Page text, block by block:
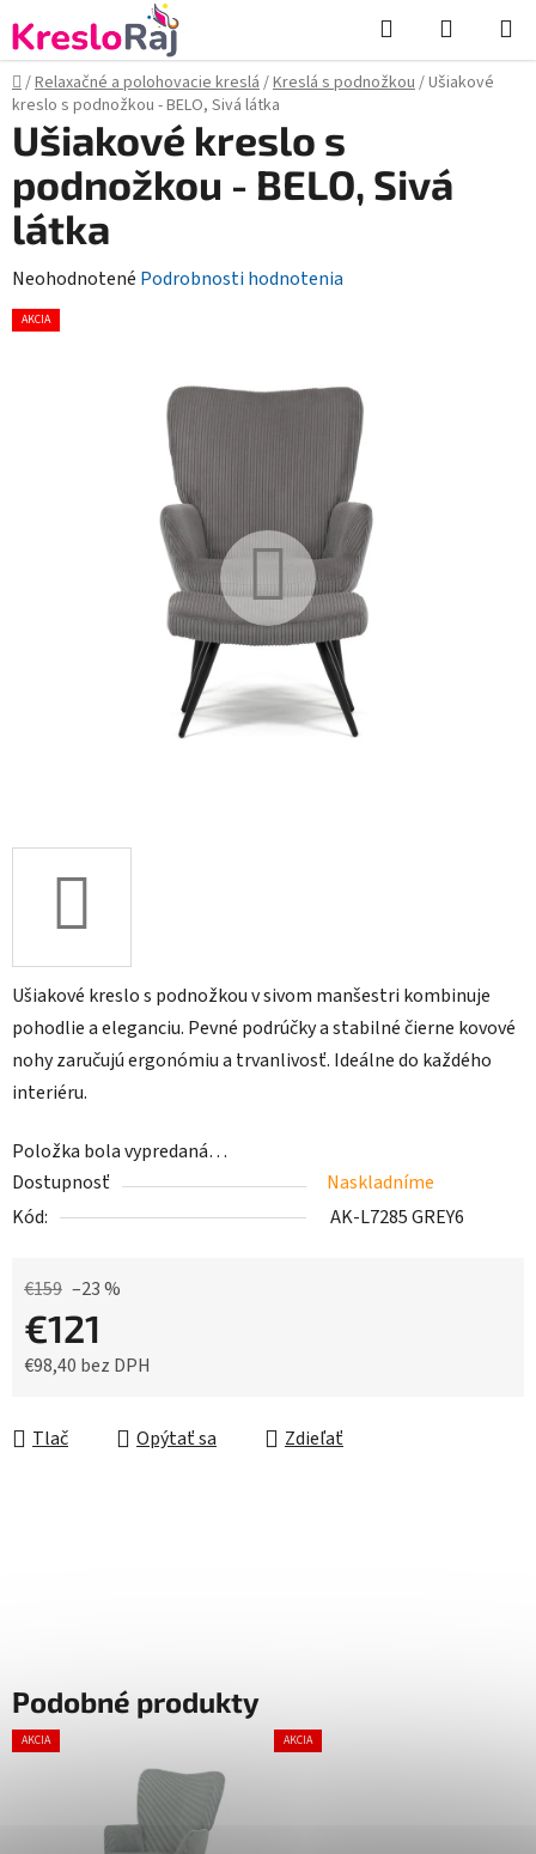
na
obsah
Hľadať
KOŠÍK
Domov
/Relaxačné a polohovacie kreslá/Kreslá s podnožkou/Ušiakové
kreslo s podnožkou - BELO, Sivá látka
Ušiakové kreslo s podnožkou v sivom manšestri kombinuje
pohodlie a eleganciu. Pevné podrúčky a stabilné čierne kovové
nohy zaručujú ergonómiu a trvanlivosť. Ideálne do každého
interiéru.
Položka bola vypredaná…
Dostupnosť
Naskladníme
Kód:
AK-L7285 GREY6
€159 –23 %
€121
€98,40 bez DPH
Tlač
Opýtať sa Zdieľať
Ušiakové kreslo s
podnožkou - BELO, Sivá
látka
Priemerné
hodnotenie
Neohodnotené Podrobnosti hodnotenia
AKCIA
Podobné produkty
AKCIA AKCIA